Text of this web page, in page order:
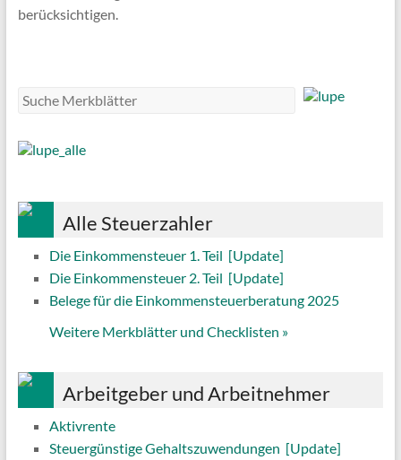
berücksichtigen.
Alle Steuerzahler
Die Einkommensteuer 1. Teil [Update]
Die Einkommensteuer 2. Teil [Update]
Belege für die Einkommensteuerberatung 2025
Weitere Merkblätter und Checklisten »
Arbeitgeber und Arbeitnehmer
Aktivrente
Steuergünstige Gehaltszuwendungen [Update]